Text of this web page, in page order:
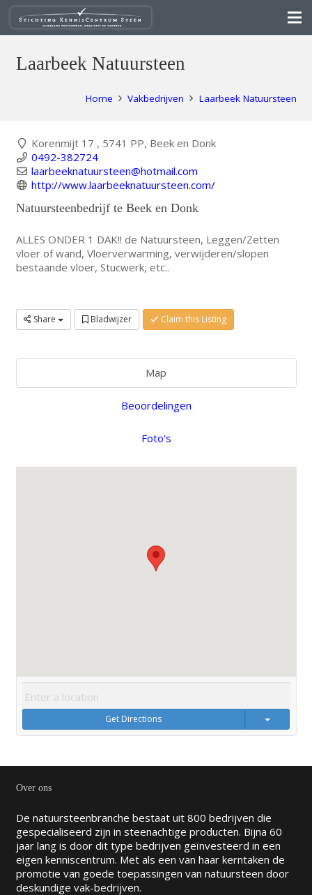
Laarbeek Natuursteen
Home Vakbedrijven Laarbeek Natuursteen
Korenmijt 17 , 5741 PP, Beek en Donk
0492-382724
laarbeeknatuursteen@hotmail.com
http://www.laarbeeknatuursteen.com/
Natuursteenbedrijf te Beek en Donk
ALLES ONDER 1 DAK!! de Natuursteen, Leggen/Zetten
vloer of wand, Vloerverwarming, verwijderen/slopen
bestaande vloer, Stucwerk, etc..
Share Bladwijzer Claim this Listing
Map
Beoordelingen
Foto's
Get Directions
Over ons
De natuursteenbranche bestaat uit 800 bedrijven die
gespecialiseerd zijn in steenachtige producten. Bijna 60
jaar lang is door dit type bedrijven geïnvesteerd in een
eigen kenniscentrum. Met als een van haar kerntaken de
promotie van goede toepassingen van natuursteen door
deskundige vak-bedrijven.